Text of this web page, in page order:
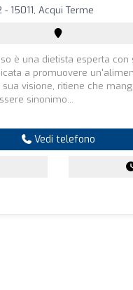
15011, Acqui Terme
è una dietista esperta con
a promuovere
sua visione, ritiene che
sinonimo...
Vedi telefono